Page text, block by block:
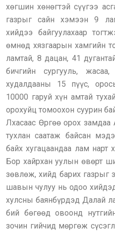
хөгшин хөнөгтэй сүүгээ
газрыг сайн хэмээн 9
хийдээ байгуулахаар
өмнөд хязгаарын хамгийн
ламтай, 8 дацан, 41
бичгийн сургууль,
худалдааны 15 пүүс,
10000 гаруй хүн амтай
орохуйц томоохон суурин
Лхасаас Өргөө орох
тухлан саатаж байсан
байх хугацаандаа лам нарт
Бор хайрхан уулын өвөрт
зөвлөж, хийд барих газрыг
шавын чулуу нь одоо
хулсны баянбүрдэд Далай
бий бөгөөд овоонд
зочин гийчид мөргөж